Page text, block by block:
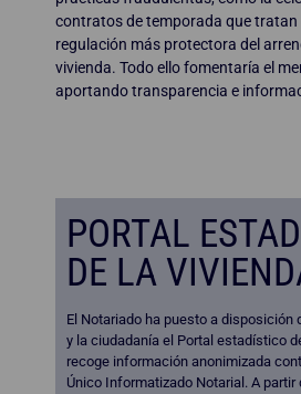
contratos de temporada que tratan
regulación más protectora del
vivienda. Todo ello fomentaría el
aportando transparencia e
PORTAL
DE LA
El Notariado ha puesto a disposición
y la ciudadanía el Portal estadístico
recoge información anonimizada
Único Informatizado Notarial. A partir